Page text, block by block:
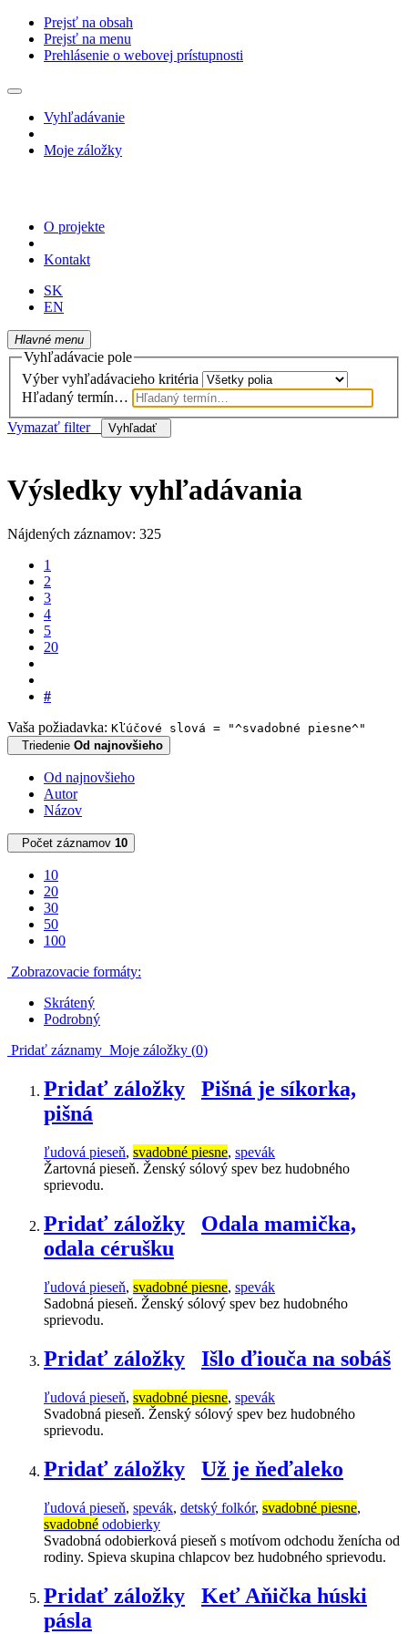
Prejsť na obsah
Prejsť na menu
Prehlásenie o webovej prístupnosti
Vyhľadávanie
Moje záložky
O projekte
Kontakt
SK
EN
Hlavné menu
Vyhľadávacie pole
Výber vyhľadávacieho kritéria
Hľadaný termín…
Vymazať filter
Vyhľadať
Výsledky vyhľadávania
Nájdených záznamov: 325
1
2
3
4
5
20
#
Vaša požiadavka: Kľúčové slová = "^svadobné piesne^"
Triedenie Od najnovšieho
Od najnovšieho
Autor
Názov
Počet záznamov 10
10
20
30
50
100
Zobrazovacie formáty:
Skrátený
Podrobný
Pridať záznamy Moje záložky (0)
Pridať záložky
Pišná je síkorka,
pišná
ľudová pieseň, svadobné piesne, spevák
Žartovná pieseň. Ženský sólový spev bez hudobného
sprievodu.
Pridať záložky
Odala mamička,
odala cérušku
ľudová pieseň, svadobné piesne, spevák
Sadobná pieseň. Ženský sólový spev bez hudobného
sprievodu.
Pridať záložky Išlo ďiouča na sobáš
ľudová pieseň, svadobné piesne, spevák
Svadobná pieseň. Ženský sólový spev bez hudobného
sprievodu.
Pridať záložky Už je ňeďaleko
ľudová pieseň, spevák, detský folkór, svadobné piesne,
svadobné odobierky
Svadobná odobierková pieseň s motívom odchodu ženícha od
rodiny. Spieva skupina chlapcov bez hudobného sprievodu.
Pridať záložky
Keť Aňička húski
pásla